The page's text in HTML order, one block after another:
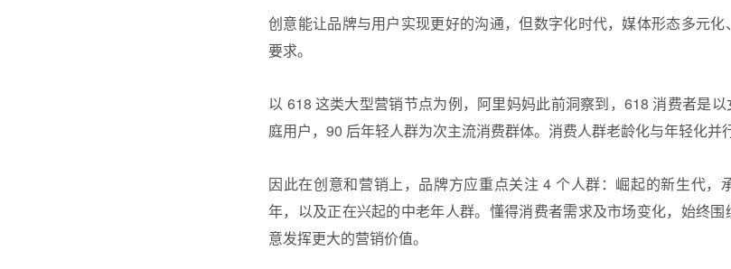
创意能让品牌与用户实现更好的沟通，但数字化时代，媒体形态多元
要求。
以 618 这类大型营销节点为例，阿里妈妈此前洞察到，618 消费者是
庭用户，90 后年轻人群为次主流消费群体。消费人群老龄化与年轻化并
因此在创意和营销上，品牌方应重点关注 4 个人群：崛起的新生代，
年，以及正在兴起的中老年人群。懂得消费者需求及市场变化，始终
意发挥更大的营销价值。